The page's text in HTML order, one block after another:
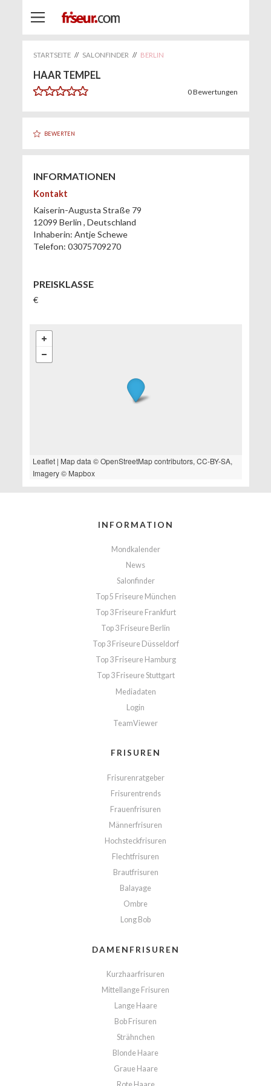
STARTSEITE // SALONFINDER // BERLIN
HAAR TEMPEL
0Bewertungen
BEWERTEN
INFORMATIONEN
Kontakt
Kaiserin-Augusta Straße 79
12099 Berlin , Deutschland
Inhaberin: Antje Schewe
Telefon: 03075709270
PREISKLASSE
€
Leaflet| Map data ©OpenStreetMapcontributors, CC-BY-SA,
Imagery © Mapbox
INFORMATION
Mondkalender
News
Salonfinder
Top 5 Friseure München
Top 3 Friseure Frankfurt
Top 3 Friseure Berlin
Top 3 Friseure Düsseldorf
Top 3 Friseure Hamburg
Top 3 Friseure Stuttgart
Mediadaten
Login
TeamViewer
FRISUREN
Frisurenratgeber
Frisurentrends
Frauenfrisuren
Männerfrisuren
Hochsteckfrisuren
Flechtfrisuren
Brautfrisuren
Balayage
Ombre
Long Bob
DAMENFRISUREN
Kurzhaarfrisuren
Mittellange Frisuren
Lange Haare
Bob Frisuren
Strähnchen
Blonde Haare
Graue Haare